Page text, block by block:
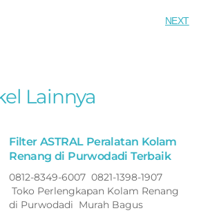
NEXT
Lainnya
Filter ASTRAL Peralatan Kolam
Renang di Purwodadi Terbaik
0812-8349-6007 0821-1398-1907
Toko Perlengkapan Kolam Renang
di Purwodadi Murah Bagus